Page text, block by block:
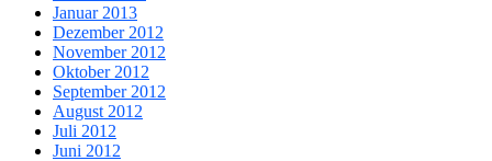
Januar 2013
Dezember 2012
November 2012
Oktober 2012
September 2012
August 2012
Juli 2012
Juni 2012